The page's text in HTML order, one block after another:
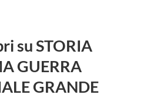
su STORIA
GUERRA
GRANDE